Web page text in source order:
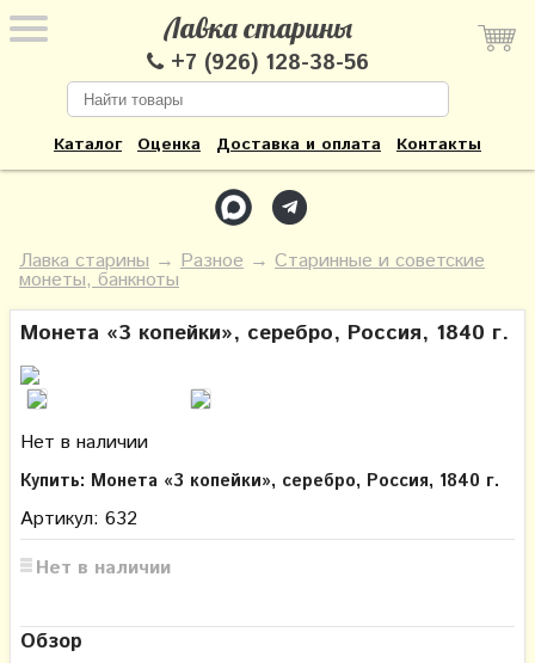
Лавка старины
+7 (926) 128-38-56
Каталог Оценка Доставка и оплата Контакты
Лавка старины → Разное → Старинные и советские
монеты, банкноты
Монета «3 копейки», серебро, Россия, 1840 г.
Нет в наличии
Купить: Монета «3 копейки», серебро, Россия, 1840 г.
Артикул: 632
Нет в наличии
Обзор